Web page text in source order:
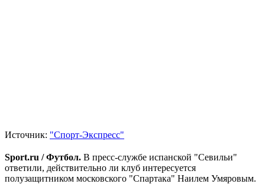
Источник: "Спорт-Экспресс"
Sport.ru / Футбол. В пресс-службе испанской "Севильи"
ответили, действительно ли клуб интересуется
полузащитником московского "Спартака" Наилем Умяровым.